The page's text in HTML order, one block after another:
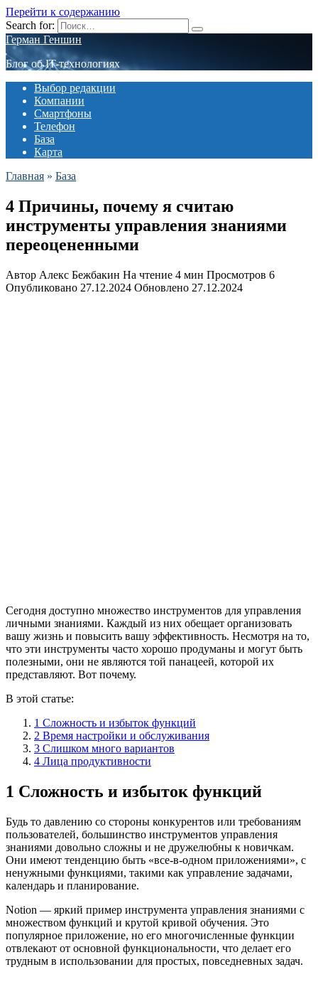
Перейти к содержанию
Search for:
Герман Геншин
Блог об IT-технологиях
Выбор редакции
Компании
Смартфоны
Телефон
База
Карта
Главная » База
4 Причины, почему я считаю
инструменты управления знаниями
переоцененными
Автор Алекс Бежбакин На чтение 4 мин Просмотров 6
Опубликовано 27.12.2024 Обновлено 27.12.2024
Сегодня доступно множество инструментов для управления
личными знаниями. Каждый из них обещает организовать
вашу жизнь и повысить вашу эффективность. Несмотря на то,
что эти инструменты часто хорошо продуманы и могут быть
полезными, они не являются той панацеей, которой их
представляют. Вот почему.
В этой статье:
1 Сложность и избыток функций
2 Время настройки и обслуживания
3 Слишком много вариантов
4 Лица продуктивности
1 Сложность и избыток функций
Будь то давлению со стороны конкурентов или требованиям
пользователей, большинство инструментов управления
знаниями довольно сложны и не дружелюбны к новичкам.
Они имеют тенденцию быть «все-в-одном приложениями», с
ненужными функциями, такими как управление задачами,
календарь и планирование.
Notion — яркий пример инструмента управления знаниями с
множеством функций и крутой кривой обучения. Это
популярное приложение, но его многочисленные функции
отвлекают от основной функциональности, что делает его
трудным в использовании для простых, повседневных задач.